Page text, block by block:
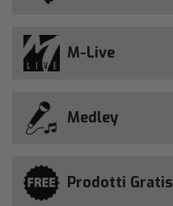
M-Live
Medley
Prodotti Gratis